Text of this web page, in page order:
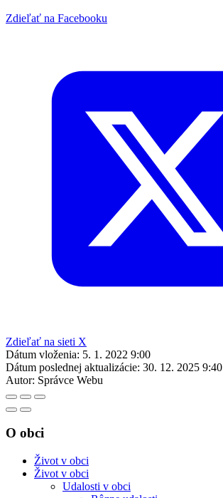
Zdieľať na Facebooku
Zdieľať na sieti X
Dátum vloženia: 5. 1. 2022 9:00
Dátum poslednej aktualizácie: 30. 12. 2025 9:40
Autor: Správce Webu
O obci
Život v obci
Život v obci
Udalosti v obci